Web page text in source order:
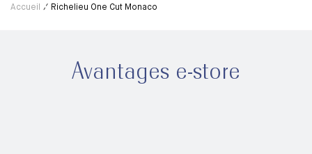
Accueil Richelieu One Cut Monaco
Avantages e-store